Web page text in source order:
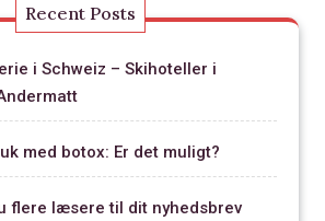
Recent Posts
i Schweiz – Skihoteller i
med botox: Er det muligt?
flere læsere til dit nyhedsbrev